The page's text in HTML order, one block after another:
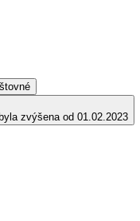
zvýšena od 01.02.2023